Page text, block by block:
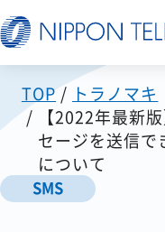
サービス一
日本テレネ
TOP
トラノマキ
【2022年最新
セージを送信で
について
SMS